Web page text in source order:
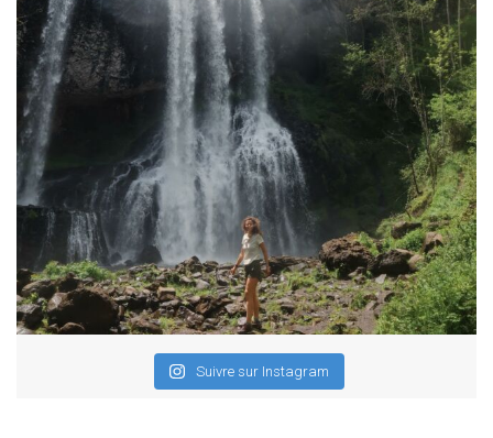
Suivre sur Instagram